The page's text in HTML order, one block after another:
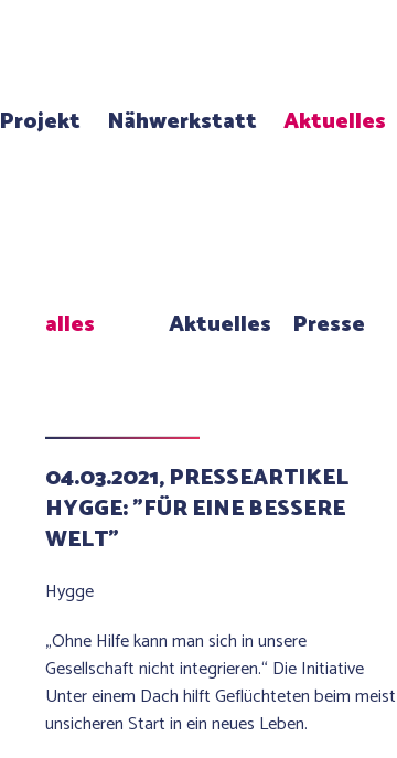
Projekt Nähwerkstatt Aktuelles
alles Aktuelles Presse
04.03.2021, PRESSEARTIKEL
HYGGE: "FÜR EINE BESSERE
WELT"
Hygge
„Ohne Hilfe kann man sich in unsere
Gesellschaft nicht integrieren.“ Die Initiative
Unter einem Dach hilft Geflüchteten beim meist
unsicheren Start in ein neues Leben.